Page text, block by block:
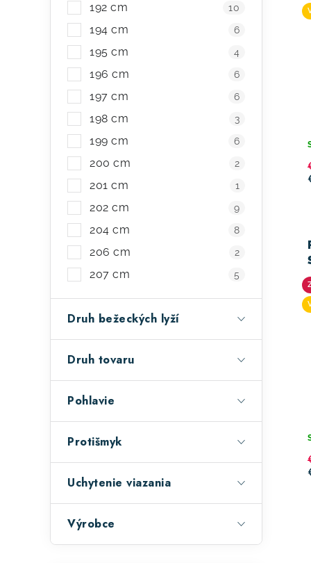
192 cm 10
194 cm 6
195 cm 4
196 cm 6
197 cm 6
198 cm 3
199 cm 6
200 cm 2
201 cm 1
202 cm 9
204 cm 8
206 cm 2
207 cm 5
Druh bežeckých lyží
Druh tovaru
Pohlavie
Protišmyk
Uchytenie viazania
Výrobce